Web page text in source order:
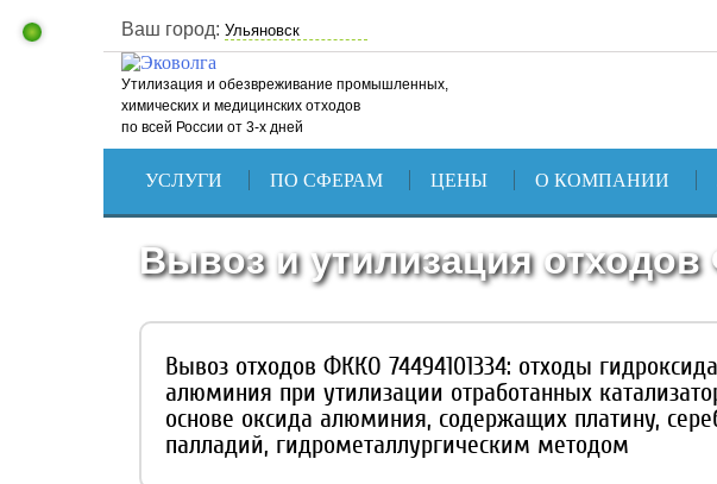
Ваш город:
Утилизация и обезвреживание промышленных,
химических и медицинских отходов
по всей России от 3-х дней
УСЛУГИ ПО СФЕРАМ ЦЕНЫ О КОМПАНИИ
Вывоз и утилизация
Вывоз отходов ФККО 74494101334: отходы гидроксида
алюминия при утилизации отработанных
основе оксида алюминия, содержащих платину,
палладий, гидрометаллургическим методом